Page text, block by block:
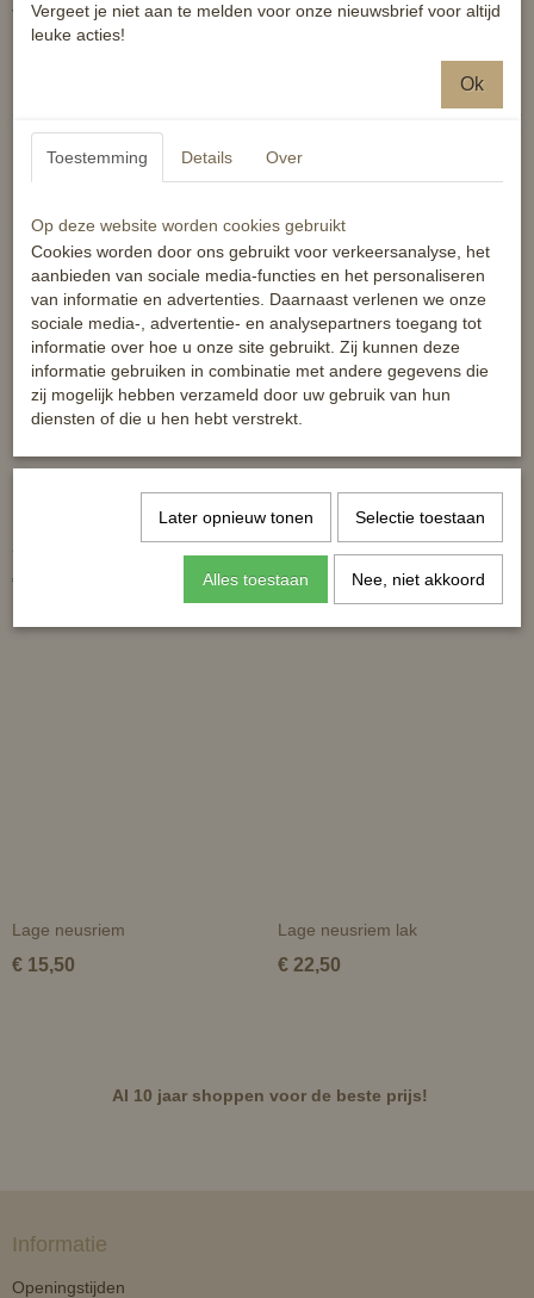
van het paard.
Ook interessant
Showtime hoofdstelnummer -
€ 12,95
Correct Connect Heather
teugels voor zwakke handen
€ 124,95
Lage neusriem
€ 15,50
Lage neusriem lak
€ 22,50
Al 10 jaar shoppen voor de beste prijs!
Informatie
Openingstijden
Vergeet je niet aan te melden voor onze nieuwsbrief voor altijd
leuke acties!
Ok
Toestemming Details Over
Op deze website worden cookies gebruikt
Cookies worden door ons gebruikt voor verkeersanalyse, het
aanbieden van sociale media-functies en het personaliseren
van informatie en advertenties. Daarnaast verlenen we onze
sociale media-, advertentie- en analysepartners toegang tot
informatie over hoe u onze site gebruikt. Zij kunnen deze
informatie gebruiken in combinatie met andere gegevens die
zij mogelijk hebben verzameld door uw gebruik van hun
diensten of die u hen hebt verstrekt.
Later opnieuw tonen Selectie toestaan
Alles toestaan Nee, niet akkoord